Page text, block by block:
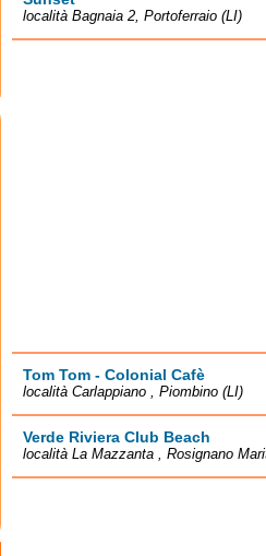
località Bagnaia 2, Portoferraio (LI)
Tom Tom - Colonial Cafè
località Carlappiano , Piombino (LI)
Verde Riviera Club Beach
località La Mazzanta , Rosignano